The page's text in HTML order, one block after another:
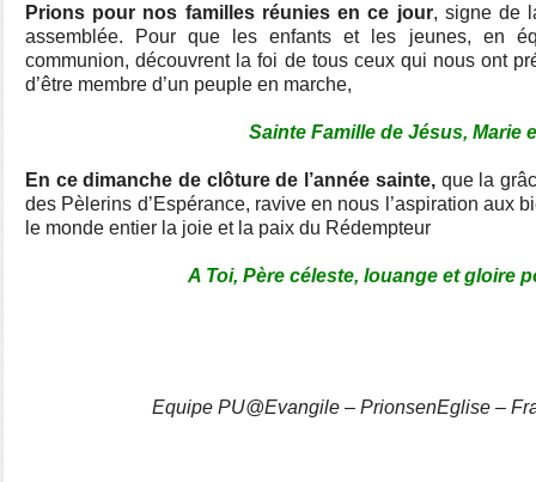
Prions pour nos familles réunies en ce jour, signe de
assemblée. Pour que les enfants et les jeunes, en
communion, découvrent la foi de tous ceux qui nous ont
d’être membre d’un peuple en marche,
Sainte Famille de Jésus, Marie
En ce dimanche de clôture de l’année sainte,que la
des Pèlerins d’Espérance, ravive en nous l’aspiration aux
le monde entier la joie et la paix du Rédempteur
A Toi, Père céleste, louange et gloire
Equipe PU@Evangile – PrionsenEglise –